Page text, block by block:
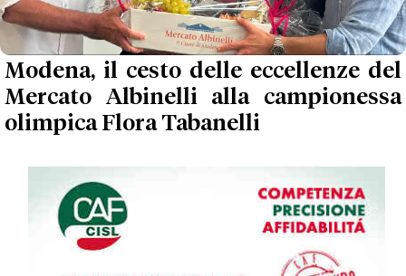
Modena, il cesto delle eccellenze del
Mercato Albinelli alla campionessa
olimpica Flora Tabanelli